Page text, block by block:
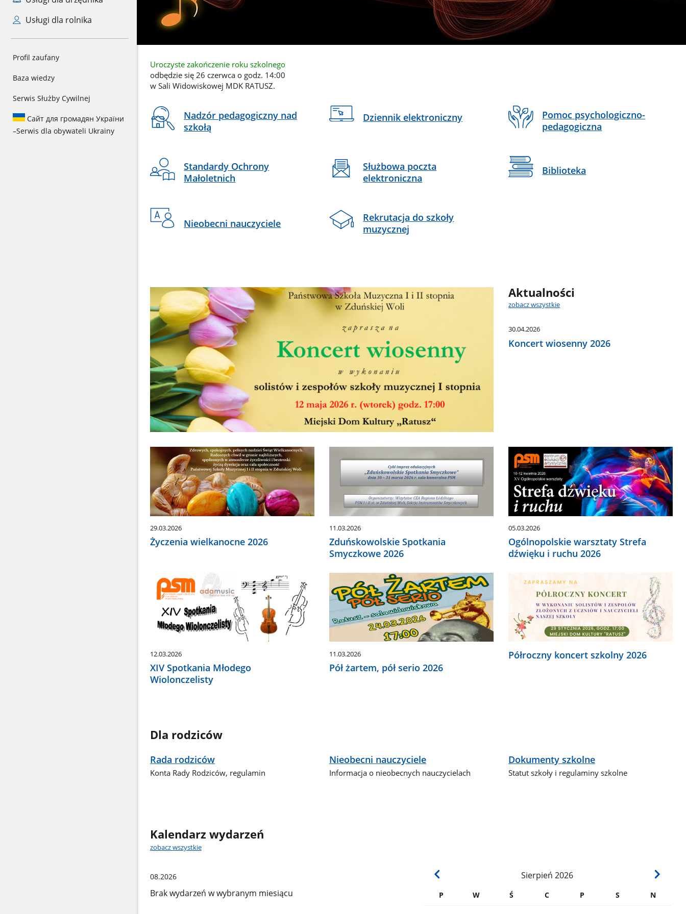
Usługi dla rolnika
Profil zaufany
Baza wiedzy
Serwis Służby Cywilnej
Сайт для громадян України
–Serwis dla obywateli Ukrainy
do
sekcji
Banner
Banner
reklamowy
Uroczyste zakończenie roku szkolnego
odbędzie się 26 czerwca o godz. 14:00
w Sali Widowiskowej MDK RATUSZ.
Na
skróty
Nadzór pedagogiczny nad
szkołą
Dziennik elektroniczny
Pomoc psychologiczno-
pedagogiczna
Standardy Ochrony
Małoletnich
Służbowa poczta
elektroniczna
Biblioteka
Nieobecni nauczyciele
Rekrutacja do szkoły
muzycznej
Aktualności
zobacz wszystkie
30.04.2026
Koncert wiosenny 2026
29.03.2026
Życzenia wielkanocne 2026
11.03.2026
Zduńskowolskie Spotkania
Smyczkowe 2026
05.03.2026
Ogólnopolskie warsztaty Strefa
dźwięku i ruchu 2026
12.03.2026
XIV Spotkania Młodego
Wiolonczelisty
11.03.2026
Pół żartem, pół serio 2026
Półroczny koncert szkolny 2026
Dla rodziców
Rada rodziców
Konta Rady Rodziców, regulamin
Nieobecni nauczyciele
Informacja o nieobecnych nauczycielach
Dokumenty szkolne
Statut szkoły i regulaminy szkolne
Kalendarz wydarzeń
zobacz wszystkie
Sierpień 2026
P W Ś C P S N
08.2026
Brak wydarzeń w wybranym miesiącu